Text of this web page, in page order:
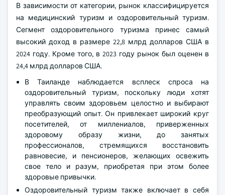
В зависимости от категории, рынок классифицируется
на медицинский туризм и оздоровительный туризм.
Сегмент оздоровительного туризма принес самый
высокий доход в размере 22,8 млрд долларов США в
2024 году. Кроме того, в 2023 году рынок был оценен в
24,4 млрд долларов США.
В Таиланде наблюдается всплеск спроса на
оздоровительный туризм, поскольку люди хотят
управлять своим здоровьем целостно и выбирают
преобразующий опыт. Он привлекает широкий круг
посетителей, от миллениалов, приверженных
здоровому образу жизни, до занятых
профессионалов, стремящихся восстановить
равновесие, и пенсионеров, желающих освежить
свое тело и разум, приобретая при этом более
здоровые привычки.
Оздоровительный туризм также включает в себя